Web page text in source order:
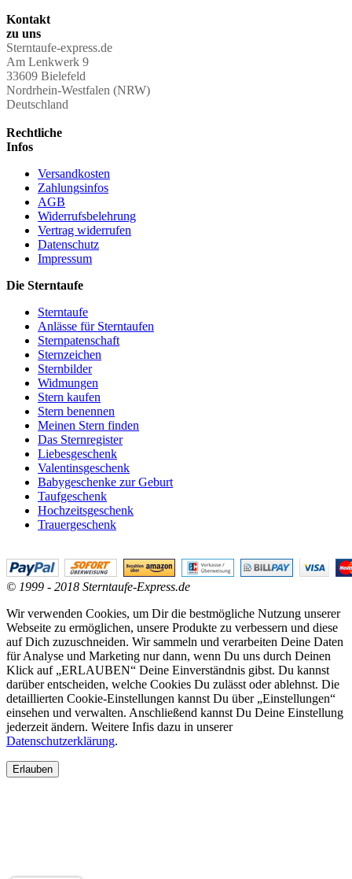
Kontakt
zu uns
Sterntaufe-express.de
Am Lenkwerk 9
33609 Bielefeld
Nordrhein-Westfalen (NRW)
Deutschland
Rechtliche
Infos
Versandkosten
Zahlungsinfos
AGB
Widerrufsbelehrung
Vertrag widerrufen
Datenschutz
Impressum
Die Sterntaufe
Sterntaufe
Anlässe für Sterntaufen
Sternpatenschaft
Sternzeichen
Sternbilder
Widmungen
Stern kaufen
Stern benennen
Meinen Stern finden
Das Sternregister
Liebesgeschenk
Valentinsgeschenk
Babygeschenke zur Geburt
Taufgeschenk
Hochzeitsgeschenk
Trauergeschenk
© 1999 - 2018 Sterntaufe-Express.de
Wir verwenden Cookies, um Dir die bestmögliche Nutzung unserer
Webseite zu ermöglichen, unsere Produkte zu verbessern und diese
auf Dich zuzuschneiden. Wir sammeln und verarbeiten Deine Daten
für Analyse und Marketing nur dann, wenn Du uns durch Deinen
Klick auf „ERLAUBEN“ Deine Einverständnis gibst. Du kannst
darüber entscheiden, welche Cookies Du zulässt oder ablehnst. Die
detaillierten Cookie-Einstellungen kannst Du über „Einstellungen“
einsehen und verwalten. Anschließend kannst Du Deine Einstellung
jederzeit ändern. Weitere Infis dazu in unserer
Datenschutzerklärung.
Erlauben